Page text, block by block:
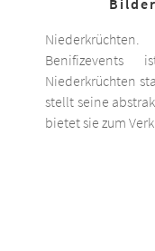
Niederkrüchten
stellt seine
bietet sie zum